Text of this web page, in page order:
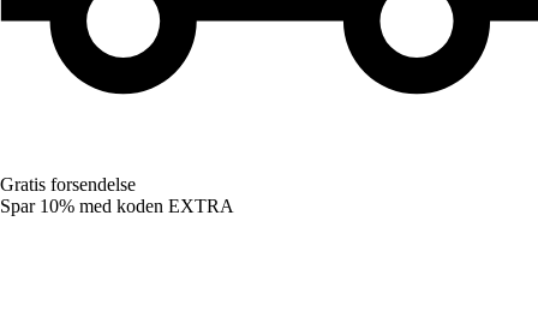
Gratis forsendelse
Spar 10% med koden EXTRA